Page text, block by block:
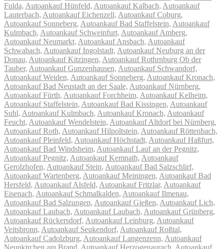
Fulda, Autoankauf Hünfeld, Autoankauf Kalbach, Autoankauf
Lauterbach, Autoankauf Eichenzell, Autoankauf Coburg,
Autoankauf Sonneberg, Autoankauf Bad Staffelstein, Autoankauf
Kulmbach, Autoankauf Schweinfurt, Autoankauf Amberg,
Autoankauf Neumarkt, Autoankauf Ansbach, Autoankauf
Schwabach, Autoankauf Ingolstadt, Autoankauf Neuburg an der
Donau, Autoankauf Kitzingen, Autoankauf Rothrnburg Ob der
Tauber, Autoankauf Gunzenhausen, Autoankauf Schwandorf,
Autoankauf Weiden, Autoankauf Sonneberg, Autoankauf Kronach,
Autoankauf Bad Neustadt an der Saale, Autoankauf Nürnberg,
Autoankauf Fürth, Autoankauf Forchheim, Autoankauf Kelheim,
Autoankauf Staffelstein, Autoankauf Bad Kissingen, Autoankauf
Suhl, Autoankauf Kulmbach, Autoankauf Kronach, Autoankauf
Feucht, Autoankauf Wendelstein, Autoankauf Altdorf bei Nürnberg,
Autoankauf Roth, Autoankauf Hilpoltstein, Autoankauf Röttenbach,
Autoankauf Pleinfeld, Autoankauf Höchstadt, Autoankauf Haßfurt,
Autoankauf Bad Windsheim, Autoankauf Lauf an der Pegnitz,
Autoankauf Pegnitz, Autoankauf Kemnath, Autoankauf
Gerolzhofen, Autoankauf Stein, Autoankauf Bad Salzschlirf,
Autoankauf Wartenberg, Autoankauf Meiningen, Autoankauf Bad
Hersfeld, Autoankauf Alsfeld, Autoankauf Fritzlar, Autoankauf
Eisenach, Autoankauf Schmalkalden, Autoankauf Ilmenau,
Autoankauf Bad Salzungen, Autoankauf Gießen, Autoankauf Lich,
Autoankauf Laubach, Autoankauf Laubach, Autoankauf Grünberg,
Autoankauf Rückersdorf, Autoankauf Leinburg, Autoankauf
Veitsbronn, Autoankauf Seukendorf, Autoankauf Roßtal,
Autoankauf Cadolzburg, Autoankauf Langenzenn, Autoankauf